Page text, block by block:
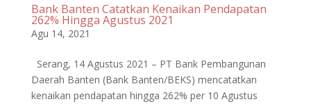
Bank Banten Catatkan Kenaikan Pendapatan
262% Hingga Agustus 2021
Agu 14, 2021
Serang, 14 Agustus 2021 – PT Bank Pembangunan
Daerah Banten (Bank Banten/BEKS) mencatatkan
kenaikan pendapatan hingga 262% per 10 Agustus